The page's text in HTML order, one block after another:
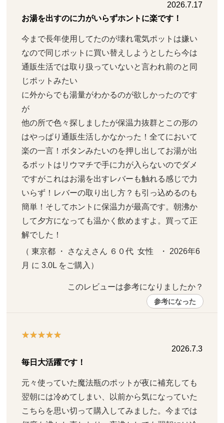
2026.7.17
お湯を出すのに力がいらずホントに楽です！
今まで長年使用してたのが壊れ電気ポットは嫌い
なので同じポットに買い替えしようとしたら今は
通販生活では取り扱っていないと言われ前のと同
じポットみたい
に外からでも湯量がわかるのが欲しかったのです
が
他の所で色々探しましたが保温力抜群とこの形の
はやっぱり通販生活しかなかった！全てにおいて
楽の一言！ボタンみたいのを押し出してお湯が出
るポットはリウマチで手に力が入らないのでダメ
ですがこれはお湯を出すレバーも触れる感じで力
いらず！レバーの取り出し方？も引っ込めるのも
簡単！そしてホントに保温力が最高です。朝沸か
して夕方になっても温かく飲めますよ。買って正
解でした！
（ 東京都 ・ さなえさん ６０代  女性   ・ 2026年6
月 に 3.0L をご購入）
このレビューは参考になりましたか？
参考になった
2026.7.3
毎日大活躍です！
元々使っていた魔法瓶のポットが夜に補充しても
翌朝には冷めてしまい、以前から気になっていた
こちらを思い切って購入してみました。今までは